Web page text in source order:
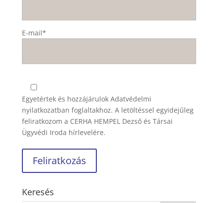
E-mail*
Egyetértek és hozzájárulok Adatvédelmi
nyilatkozatban foglaltakhoz. A letöltéssel egyidejűleg
feliratkozom a CERHA HEMPEL Dezső és Társai
Ügyvédi Iroda hírlevelére.
Keresés